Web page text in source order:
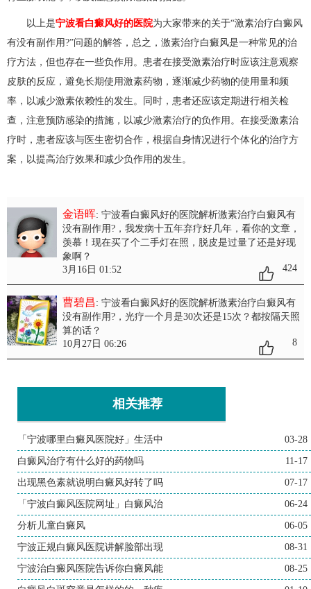
以上是宁波看白癜风好的医院为大家带来的关于“激素治疗白癜风
有没有副作用?”问题的解答，总之，激素治疗白癜风是一种常见的治
疗方法，但也存在一些负作用。患者在接受激素治疗时应该注意观察
皮肤的反应，避免长期使用激素药物，逐渐减少药物的使用量和频
率，以减少激素依赖性的发生。同时，患者还应该定期进行相关检
查，注意预防感染的措施，以减少激素治疗的负作用。在接受激素治
疗时，患者应该与医生密切合作，根据自身情况进行个体化的治疗方
案，以提高治疗效果和减少负作用的发生。
金语晖: 宁波看白癜风好的医院解析激素治疗白癜风有
没有副作用? ，我发病十五年弃疗好几年，看你的文章，
羡慕！现在买了个二手灯在照，脱皮是过量了还是好现
象啊？
3月16日 01:52
424
曹碧昌 : 宁波看白癜风好的医院解析激素治疗白癜风有
没有副作用? ，光疗一个月是30次还是15次？都按隔天照
算的话？
10月27日 06:26
8
相关推荐
「宁波哪里白癜风医院好」生活中 03-28
白癜风治疗有什么好的药物吗 11-17
出现黑色素就说明白癜风好转了吗 07-17
「宁波白癜风医院网址」白癜风治 06-24
分析儿童白癜风 06-05
宁波正规白癜风医院讲解脸部出现 08-31
宁波治白癜风医院告诉你白癜风能 08-25